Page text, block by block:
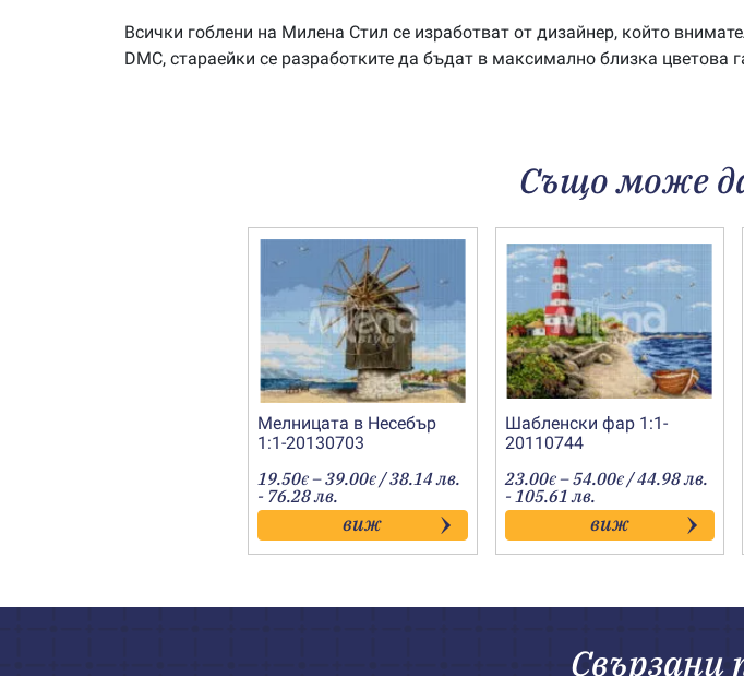
Всички гоблени на Милена Стил се изработват от дизайнер, който
DMC, стараейки се разработките да бъдат в максимално близка цветова
Също може
Мелницата в Несебър
1:1-20130703
19.50€ –39.00€Price
range:
19.50€
through
39.00€
/ 38.14 лв.
- 76.28 лв.
виж
Шабленски фар 1:1-
20110744
23.00€ –54.00€Price
range:
23.00€
through
54.00€
/ 44.98 лв.
- 105.61 лв.
виж
Свързани